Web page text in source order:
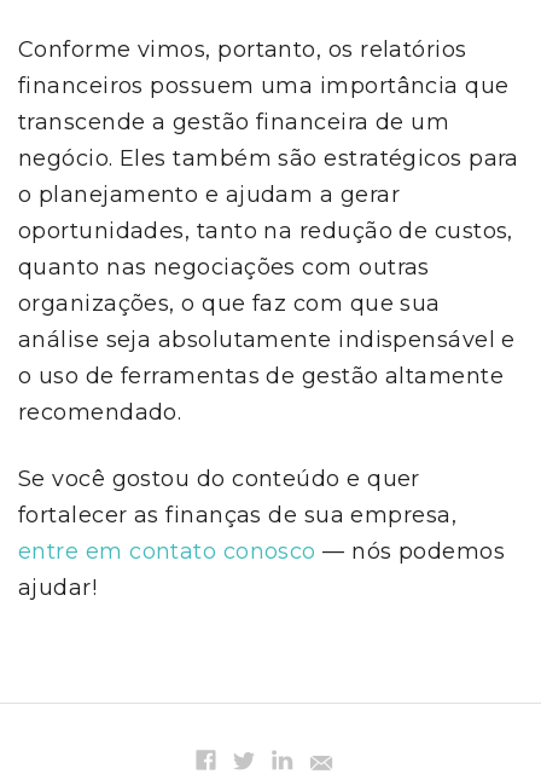
Conforme vimos, portanto, os relatórios
financeiros possuem uma importância que
transcende a gestão financeira de um
negócio. Eles também são estratégicos para
o planejamento e ajudam a gerar
oportunidades, tanto na redução de custos,
quanto nas negociações com outras
organizações, o que faz com que sua
análise seja absolutamente indispensável e
o uso de ferramentas de gestão altamente
recomendado.
Se você gostou do conteúdo e quer
fortalecer as finanças de sua empresa,
entre em contato conosco — nós podemos
ajudar!